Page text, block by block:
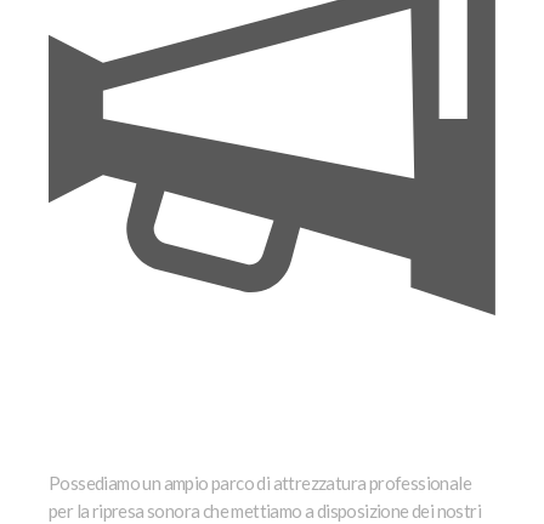
Possediamo un ampio parco di attrezzatura professionale
per la ripresa sonora che mettiamo a disposizione dei nostri